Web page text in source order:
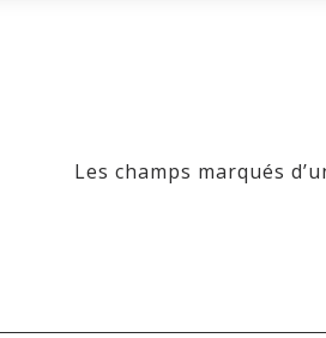
Les champs marqués